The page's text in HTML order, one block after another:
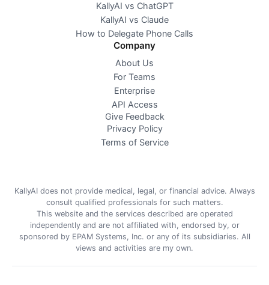
KallyAI vs ChatGPT
KallyAI vs Claude
How to Delegate Phone Calls
Company
About Us
For Teams
Enterprise
API Access
Give Feedback
Privacy Policy
Terms of Service
KallyAI does not provide medical, legal, or financial advice. Always
consult qualified professionals for such matters.
This website and the services described are operated
independently and are not affiliated with, endorsed by, or
sponsored by EPAM Systems, Inc. or any of its subsidiaries. All
views and activities are my own.